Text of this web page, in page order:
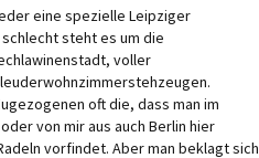
eine spezielle Leipziger
steht es um die
voller
oft die, dass man im
von mir aus auch Berlin hier
vorfindet. Aber man beklagt sich